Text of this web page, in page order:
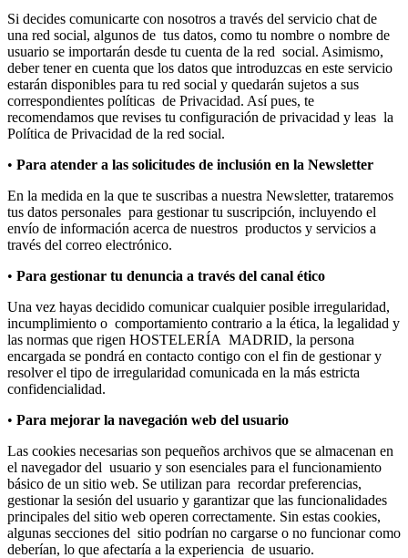
Si decides comunicarte con nosotros a través del servicio chat de
una red social, algunos de tus datos, como tu nombre o nombre de
usuario se importarán desde tu cuenta de la red social. Asimismo,
deber tener en cuenta que los datos que introduzcas en este servicio
estarán disponibles para tu red social y quedarán sujetos a sus
correspondientes políticas de Privacidad. Así pues, te
recomendamos que revises tu configuración de privacidad y leas la
Política de Privacidad de la red social.
• Para atender a las solicitudes de inclusión en la Newsletter
En la medida en la que te suscribas a nuestra Newsletter, trataremos
tus datos personales para gestionar tu suscripción, incluyendo el
envío de información acerca de nuestros productos y servicios a
través del correo electrónico.
• Para gestionar tu denuncia a través del canal ético
Una vez hayas decidido comunicar cualquier posible irregularidad,
incumplimiento o comportamiento contrario a la ética, la legalidad y
las normas que rigen HOSTELERÍA MADRID, la persona
encargada se pondrá en contacto contigo con el fin de gestionar y
resolver el tipo de irregularidad comunicada en la más estricta
confidencialidad.
• Para mejorar la navegación web del usuario
Las cookies necesarias son pequeños archivos que se almacenan en
el navegador del usuario y son esenciales para el funcionamiento
básico de un sitio web. Se utilizan para recordar preferencias,
gestionar la sesión del usuario y garantizar que las funcionalidades
principales del sitio web operen correctamente. Sin estas cookies,
algunas secciones del sitio podrían no cargarse o no funcionar como
deberían, lo que afectaría a la experiencia de usuario.